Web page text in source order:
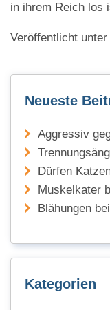
in ihrem Reich los
Veröffentlicht unter
Neueste
Aggressiv
Dürfen
Muskelkater
Blähungen
Kategorien